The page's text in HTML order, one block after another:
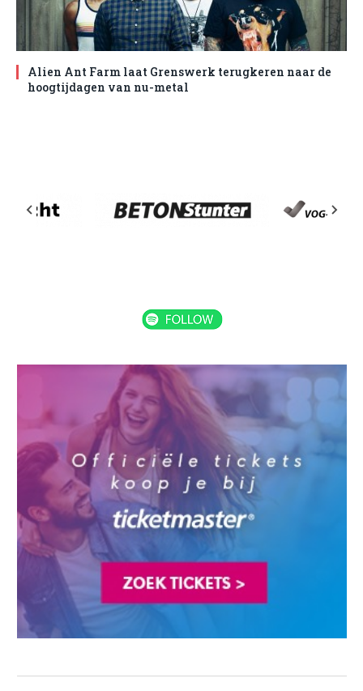
Alien Ant Farm laat Grenswerk terugkeren naar de
hoogtijdagen van nu-metal